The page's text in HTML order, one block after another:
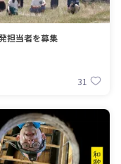
担当者を募集
31